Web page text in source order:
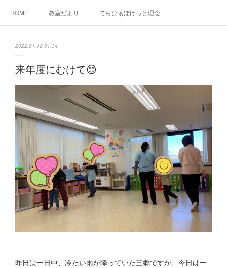
HOME 教室だより てらぴぁぽけっと理念
2022.01.12 01:34
来年度にむけて😊
昨日は一日中、冷たい雨が降っていた三郷ですが、今日は一